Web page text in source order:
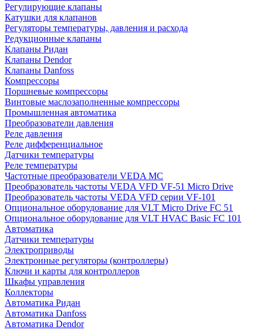
Регулирующие клапаны
Катушки для клапанов
Регуляторы температуры, давления и расхода
Редукционные клапаны
Клапаны Ридан
Клапаны Dendor
Клапаны Danfoss
Компрессоры
Поршневые компрессоры
Винтовые маслозаполненные компрессоры
Промышленная автоматика
Преобразователи давления
Реле давления
Реле дифференциальное
Датчики температуры
Реле температуры
Частотные преобразователи VEDA MC
Преобразователь частоты VEDA VFD VF-51 Micro Drive
Преобразователь частоты VEDA VFD серии VF-101
Опциональное оборудование для VLT Micro Drive FC 51
Опциональное оборудование для VLT HVAC Basic FC 101
Автоматика
Датчики температуры
Электроприводы
Электронные регуляторы (контроллеры)
Ключи и карты для контроллеров
Шкафы управления
Коллекторы
Автоматика Ридан
Автоматика Danfoss
Автоматика Dendor